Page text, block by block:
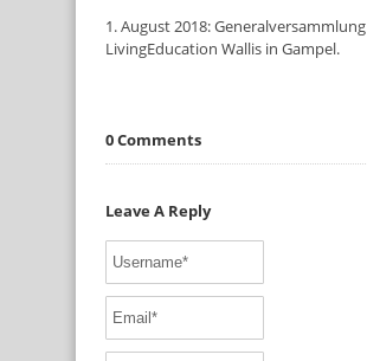
1. August 2018: Generalversammlung
LivingEducation Wallis in Gampel.
0 Comments
Leave A Reply